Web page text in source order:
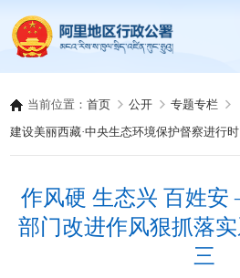
当前位置：首页 公开
专题专栏
建设美丽西藏·中央生态环境保护督察进行时
作风硬 生态兴 百姓
部门改进作风狠抓落
三